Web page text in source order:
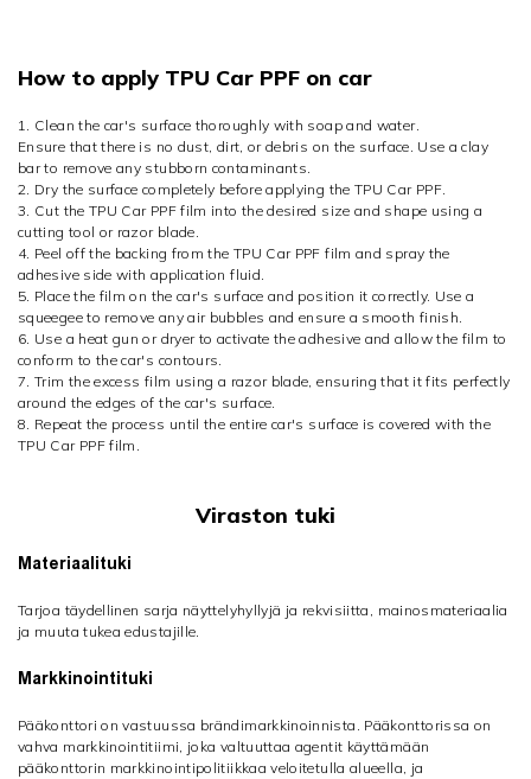
How to apply TPU Car PPF on car
1. Clean the car's surface thoroughly with soap and water.
Ensure that there is no dust, dirt, or debris on the surface. Use a clay
bar to remove any stubborn contaminants.
2. Dry the surface completely before applying the TPU Car PPF.
3. Cut the TPU Car PPF film into the desired size and shape using a
cutting tool or razor blade.
4. Peel off the backing from the TPU Car PPF film and spray the
adhesive side with application fluid.
5. Place the film on the car's surface and position it correctly. Use a
squeegee to remove any air bubbles and ensure a smooth finish.
6. Use a heat gun or dryer to activate the adhesive and allow the film to
conform to the car's contours.
7. Trim the excess film using a razor blade, ensuring that it fits perfectly
around the edges of the car's surface.
8. Repeat the process until the entire car's surface is covered with the
TPU Car PPF film.
Viraston tuki
Materiaalituki
Tarjoa täydellinen sarja näyttelyhyllyjä ja rekvisiitta, mainosmateriaalia
ja muuta tukea edustajille.
Markkinointituki
Pääkonttori on vastuussa brändimarkkinoinnista. Pääkonttorissa on
vahva markkinointitiimi, joka valtuuttaa agentit käyttämään
pääkonttorin markkinointipolitiikkaa veloitetulla alueella, ja